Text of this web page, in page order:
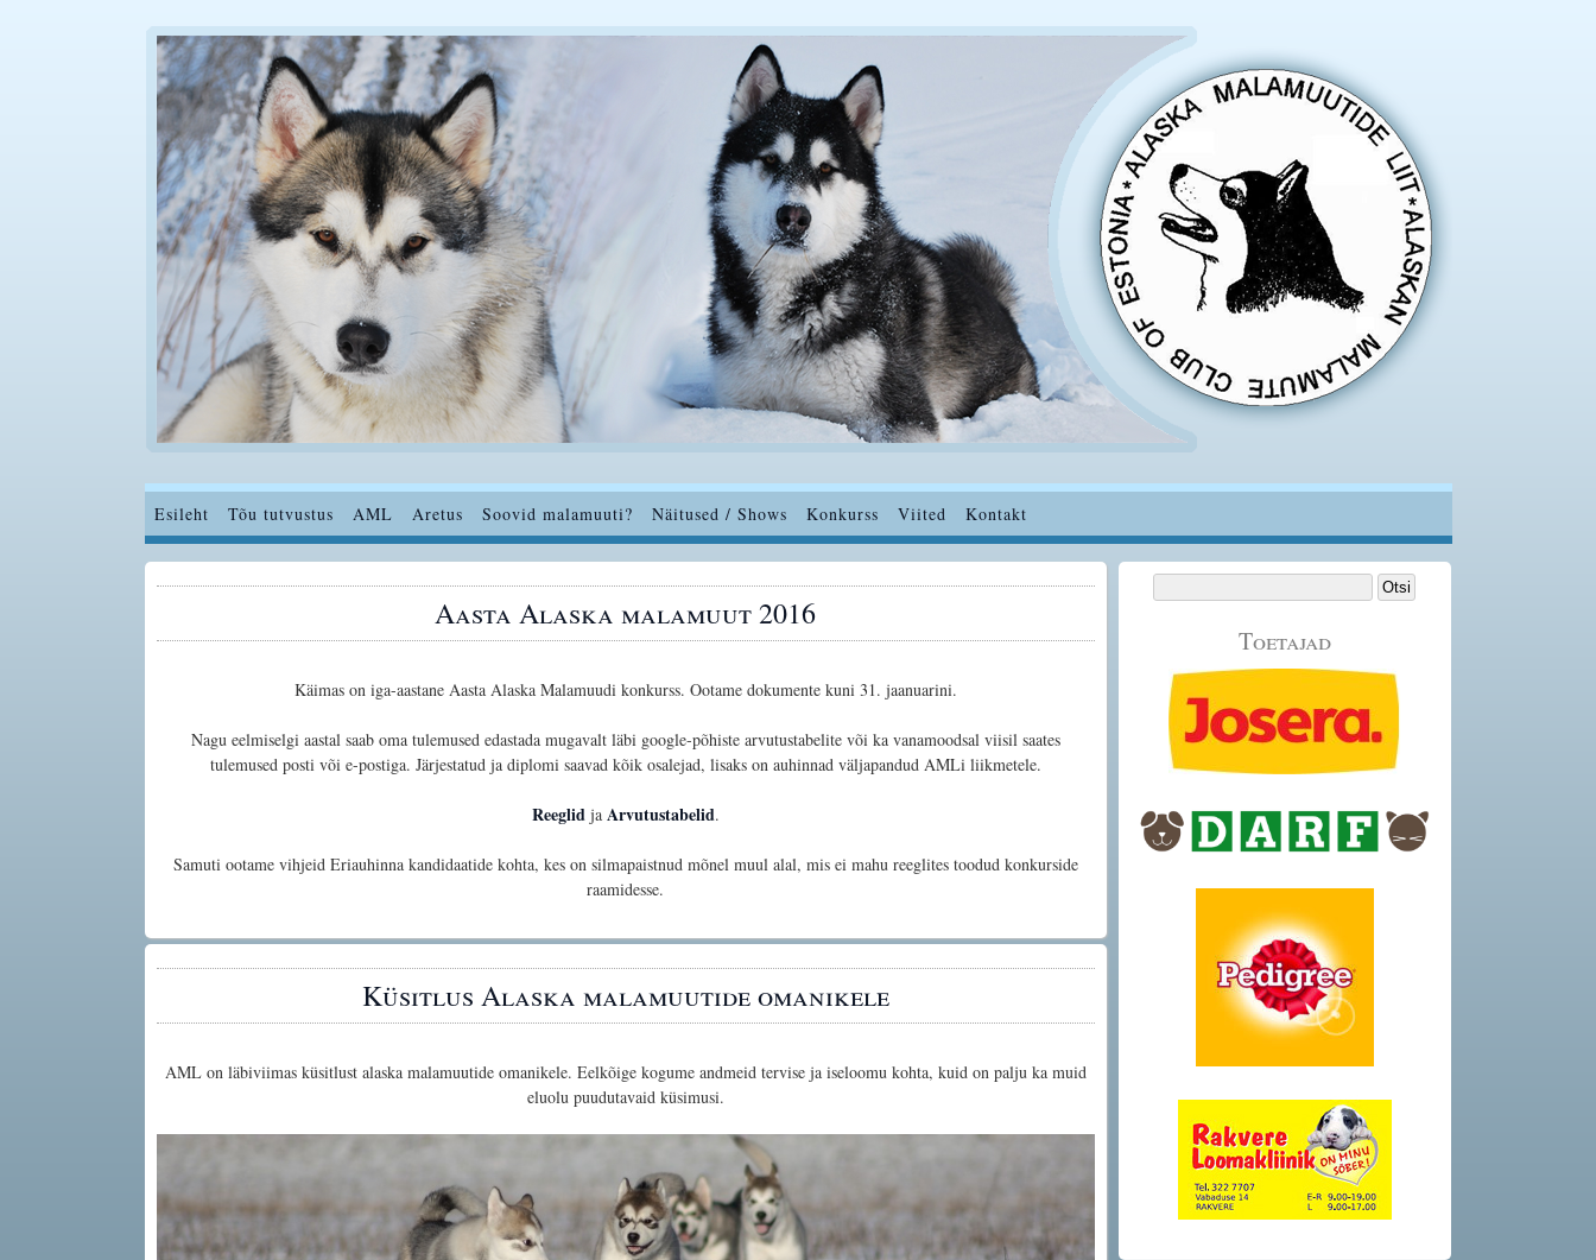
Esileht Tõu tutvustus AML Aretus Soovid malamuuti? Näitused / Shows Konkurss Viited Kontakt
Aasta Alaska malamuut 2016
Käimas on iga-aastane Aasta Alaska Malamuudi konkurss. Ootame dokumente kuni 31. jaanuarini.
Nagu eelmiselgi aastal saab oma tulemused edastada mugavalt läbi google-põhiste arvutustabelite või ka vanamoodsal viisil saates
tulemused posti või e-postiga. Järjestatud ja diplomi saavad kõik osalejad, lisaks on auhinnad väljapandud AMLi liikmetele.
Reeglidja Arvutustabelid.
Samuti ootame vihjeid Eriauhinna kandidaatide kohta, kes on silmapaistnud mõnel muul alal, mis ei mahu reeglites toodud konkurside
raamidesse.
Küsitlus Alaska malamuutide omanikele
AML on läbiviimas küsitlust alaska malamuutide omanikele. Eelkõige kogume andmeid tervise ja iseloomu kohta, kuid on palju ka muid
eluolu puudutavaid küsimusi.
Otsi:
Toetajad